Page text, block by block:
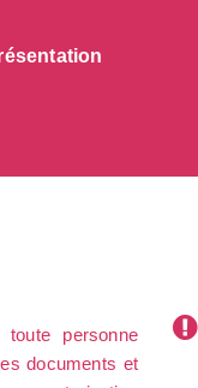
personne
documents et